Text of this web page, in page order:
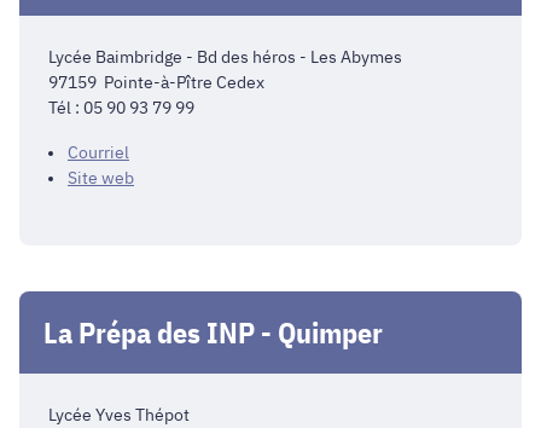
Lycée Baimbridge - Bd des héros - Les Abymes
97159 Pointe-à-Pître Cedex
Tél : 05 90 93 79 99
Courriel
Site web
La Prépa des INP - Quimper
Lycée Yves Thépot